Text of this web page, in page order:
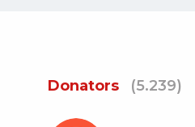
Donators (5.239)